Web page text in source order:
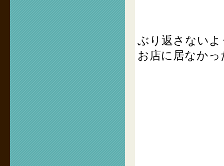
ぶり返さない
お店に居なか